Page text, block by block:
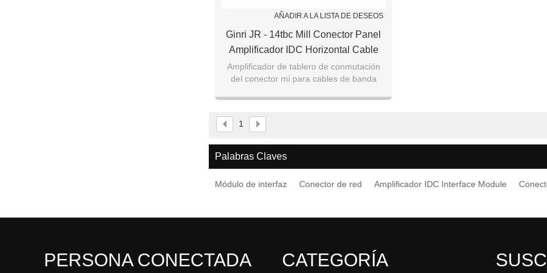
AÑADIR A LA LISTA DE DESEOS
Ginri JR - 14tbc Mill Conector Panel
Amplificador IDC Horizontal Cable
Interface Module
Amplificador de tablero de conmutación
del conector mi para cables de banda
1
Palabras Claves
Módulo de interfaz Conector de red Amplificador IDC Interface Module
PERSONA CONECTADA CATEGORÍA